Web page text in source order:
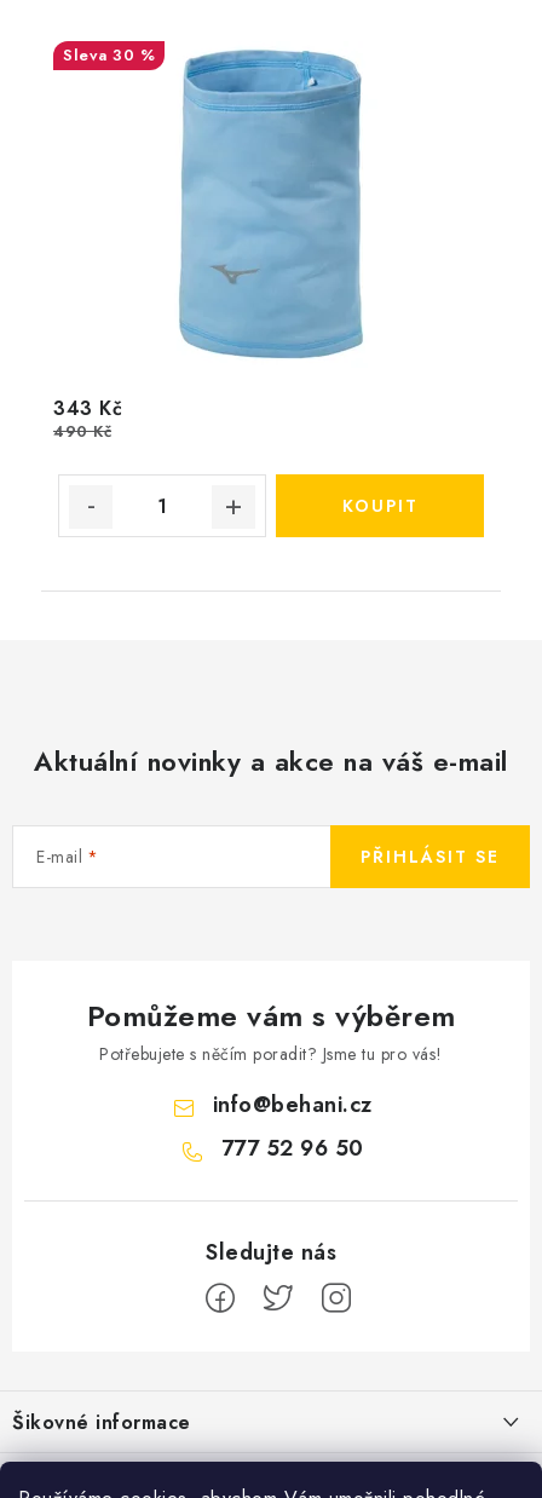
30 %
343 Kč
490 Kč
Aktuální novinky a akce na váš e-mail
E-mail PŘIHLÁSIT SE
Pomůžeme vám s výběrem
Potřebujete s něčím poradit? Jsme tu pro vás!
info@behani.cz
777 52 96 50
á
p
a
Šikovné informace
Ceník dopravy
Běžecké zajímavosti